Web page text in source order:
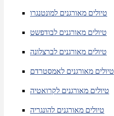
טיולים מאורגנים למונטנגרו
טיולים מאורגנים לבודפשט
טיולים מאורגנים לברצלונה
טיולים מאורגנים לאמסטרדם
טיולים מאורגנים לקרואטיה
טיולים מאורגנים להונגריה